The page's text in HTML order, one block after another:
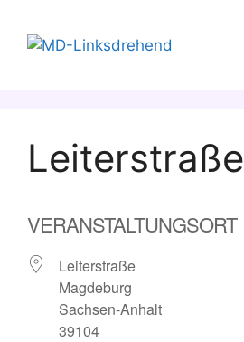
Inhalt
springen
Leiterstraße
VERANSTALTUNGSORT
Leiterstraße
Magdeburg
Sachsen-Anhalt
39104